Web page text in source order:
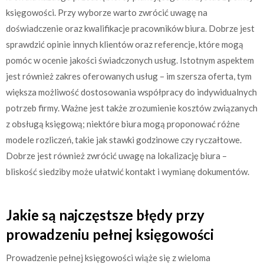
księgowości. Przy wyborze warto zwrócić uwagę na
doświadczenie oraz kwalifikacje pracowników biura. Dobrze jest
sprawdzić opinie innych klientów oraz referencje, które mogą
pomóc w ocenie jakości świadczonych usług. Istotnym aspektem
jest również zakres oferowanych usług – im szersza oferta, tym
większa możliwość dostosowania współpracy do indywidualnych
potrzeb firmy. Ważne jest także zrozumienie kosztów związanych
z obsługą księgową; niektóre biura mogą proponować różne
modele rozliczeń, takie jak stawki godzinowe czy ryczałtowe.
Dobrze jest również zwrócić uwagę na lokalizację biura –
bliskość siedziby może ułatwić kontakt i wymianę dokumentów.
Jakie są najczęstsze błędy przy
prowadzeniu pełnej księgowości
Prowadzenie pełnej księgowości wiąże się z wieloma